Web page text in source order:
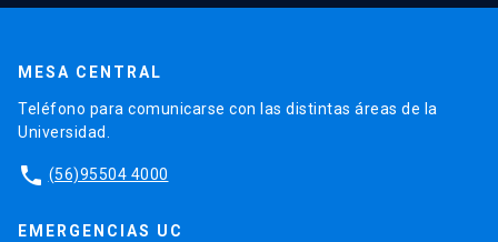
MESA CENTRAL
Teléfono para comunicarse con las distintas áreas de la
Universidad.
phone (56)95504 4000
EMERGENCIAS UC